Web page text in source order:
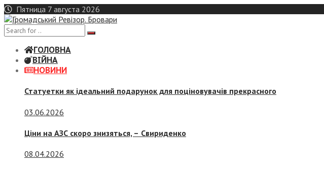
Skip
to
content
Пятница 7 августа 2026
ГОЛОВНА
ВІЙНА
НОВИНИ
Статуетки як ідеальний подарунок для поціновувачів прекрасного
03.06.2026
Ціни на АЗС скоро знизяться, – Свириденко
08.04.2026